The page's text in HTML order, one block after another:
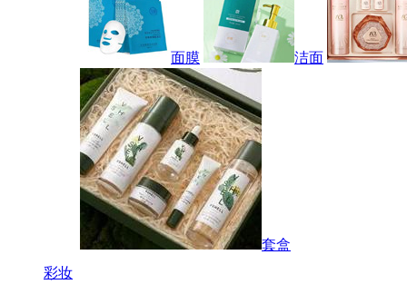
面膜 洁面
套盒
彩妆